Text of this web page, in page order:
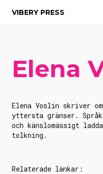
VIBERY PRESS
Elena
Elena Voslin skriver
yttersta gränser.
och känslomässigt
tolkning.
Relaterade länkar: